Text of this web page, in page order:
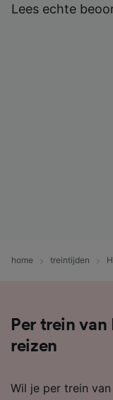
Lees echte
home treintijden
Per trein
reizen
Wil je per trein